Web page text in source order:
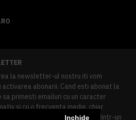
Inchide
la newsletter-ul nostru iti vom
abonarii. Cand esti abonat la
primesti emailuri cu un caracter
si cu o frecventa medie, chiar
te dezabonezi poti urma linkul dintr-un